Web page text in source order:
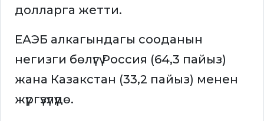
долларга жетти.
ЕАЭБ алкагындагы сооданын
негизги бөлүгү Россия (64,3 пайыз)
жана Казакстан (33,2 пайыз) менен
жүргүзүлүүдө.